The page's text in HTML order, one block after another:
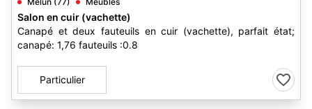
Salon en cuir (vachette)
Canapé et deux fauteuils en cuir (vachette), parfait état;
canapé: 1,76 fauteuils :0.8
Particulier